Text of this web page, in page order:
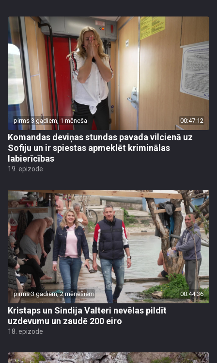
pirms 3 gadiem, 1 mēneša 00:47:12
Komandas deviņas stundas pavada vilcienā uz
Sofiju un ir spiestas apmeklēt kriminālas
labierīcības
19. epizode
pirms 3 gadiem, 2 mēnešiem 00:44:36
Kristaps un Sindija Valteri nevēlas pildīt
uzdevumu un zaudē 200 eiro
18. epizode